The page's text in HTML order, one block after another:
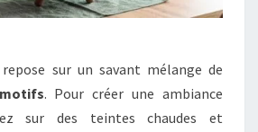
sur un savant mélange de
motifs. Pour créer une ambiance
sur des teintes chaudes et